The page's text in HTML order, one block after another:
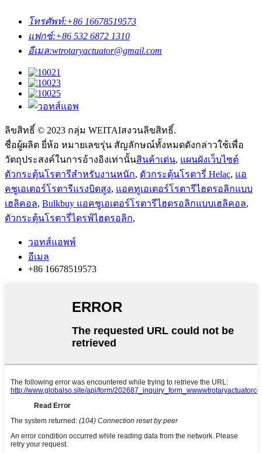
โทรศัพท์:+86 16678519573
แฟกซ์:+86 532 6872 1310
อีเมล:wtrotaryactuator@gmail.com
ลิขสิทธิ์ © 2023 กลุ่ม WEITAIสงวนลิขสิทธิ์.
ชื่อผู้ผลิต ยี่ห้อ หมายเลขรุ่น สัญลักษณ์ทั้งหมดดังกล่าวใช้เพื่อ
วัตถุประสงค์ในการอ้างอิงเท่านั้นสินค้าเด่น, แผนผังเว็บไซต์
ตัวกระตุ้นโรตารีสำหรับงานหนัก, ตัวกระตุ้นโรตารี่ Helac, แอ
คชูเอเตอร์โรตารีแรงบิดสูง, แอคทูเอเตอร์โรตารีไฮดรอลิกแบบ
เฮลิคอล, Bulkbuy แอคชูเอเตอร์โรตารีไฮดรอลิกแบบเฮลิคอล,
ตัวกระตุ้นโรตารี่ไดรฟ์ไฮดรอลิก,
วอทส์แอพพ์
อีเมล
+86 16678519573